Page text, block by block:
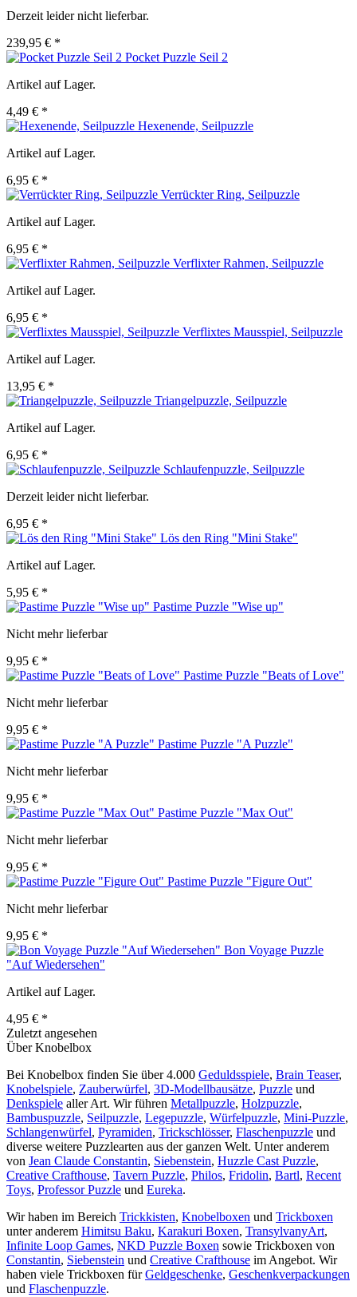
Derzeit leider nicht lieferbar.
239,95 € *
Pocket Puzzle Seil 2
Artikel auf Lager.
4,49 € *
Hexenende, Seilpuzzle
Artikel auf Lager.
6,95 € *
Verrückter Ring, Seilpuzzle
Artikel auf Lager.
6,95 € *
Verflixter Rahmen, Seilpuzzle
Artikel auf Lager.
6,95 € *
Verflixtes Mausspiel, Seilpuzzle
Artikel auf Lager.
13,95 € *
Triangelpuzzle, Seilpuzzle
Artikel auf Lager.
6,95 € *
Schlaufenpuzzle, Seilpuzzle
Derzeit leider nicht lieferbar.
6,95 € *
Lös den Ring "Mini Stake"
Artikel auf Lager.
5,95 € *
Pastime Puzzle "Wise up"
Nicht mehr lieferbar
9,95 € *
Pastime Puzzle "Beats of Love"
Nicht mehr lieferbar
9,95 € *
Pastime Puzzle "A Puzzle"
Nicht mehr lieferbar
9,95 € *
Pastime Puzzle "Max Out"
Nicht mehr lieferbar
9,95 € *
Pastime Puzzle "Figure Out"
Nicht mehr lieferbar
9,95 € *
Bon Voyage Puzzle
"Auf Wiedersehen"
Artikel auf Lager.
4,95 € *
Zuletzt angesehen
Über Knobelbox
Bei Knobelbox finden Sie über 4.000 Geduldsspiele, Brain Teaser,
Knobelspiele, Zauberwürfel, 3D-Modellbausätze, Puzzle und
Denkspiele aller Art. Wir führen Metallpuzzle, Holzpuzzle,
Bambuspuzzle, Seilpuzzle, Legepuzzle, Würfelpuzzle, Mini-Puzzle,
Schlangenwürfel, Pyramiden, Trickschlösser, Flaschenpuzzle und
diverse weitere Puzzlearten aus der ganzen Welt. Unter anderem
von Jean Claude Constantin, Siebenstein, Huzzle Cast Puzzle,
Creative Crafthouse, Tavern Puzzle, Philos, Fridolin, Bartl, Recent
Toys, Professor Puzzle und Eureka.
Wir haben im Bereich Trickkisten, Knobelboxen und Trickboxen
unter anderem Himitsu Baku, Karakuri Boxen, TransylvanyArt,
Infinite Loop Games, NKD Puzzle Boxen sowie Trickboxen von
Constantin, Siebenstein und Creative Crafthouse im Angebot. Wir
haben viele Trickboxen fürGeldgeschenke, Geschenkverpackungen
und Flaschenpuzzle.